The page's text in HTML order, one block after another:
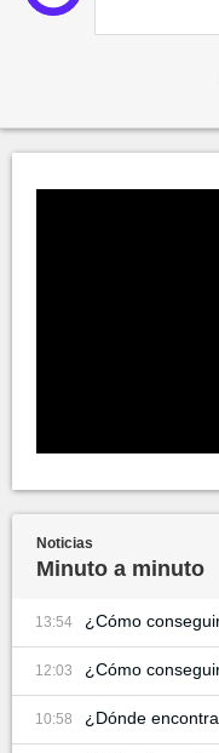
Noticias
Minuto a minuto
13:54 ¿Cómo
12:03 ¿Cómo
10:58 ¿Dónde